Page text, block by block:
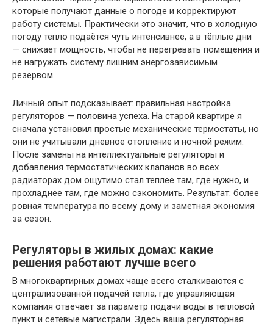
которые получают данные о погоде и корректируют
работу системы. Практически это значит, что в холодную
погоду тепло подаётся чуть интенсивнее, а в тёплые дни
— снижает мощность, чтобы не перегревать помещения и
не нагружать систему лишним энергозависимым
резервом.
Личный опыт подсказывает: правильная настройка
регуляторов — половина успеха. На старой квартире я
сначала установил простые механические термостаты, но
они не учитывали дневное отопление и ночной режим.
После замены на интеллектуальные регуляторы и
добавления термостатических клапанов во всех
радиаторах дом ощутимо стал теплее там, где нужно, и
прохладнее там, где можно сэкономить. Результат: более
ровная температура по всему дому и заметная экономия
за сезон.
Регуляторы в жилых домах: какие
решения работают лучше всего
В многоквартирных домах чаще всего сталкиваются с
централизованной подачей тепла, где управляющая
компания отвечает за параметр подачи воды в тепловой
пункт и сетевые магистрали. Здесь ваша регуляторная